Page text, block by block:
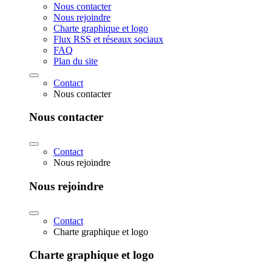
Nous contacter
Nous rejoindre
Charte graphique et logo
Flux RSS et réseaux sociaux
FAQ
Plan du site
Contact
Nous contacter
Nous contacter
Contact
Nous rejoindre
Nous rejoindre
Contact
Charte graphique et logo
Charte graphique et logo